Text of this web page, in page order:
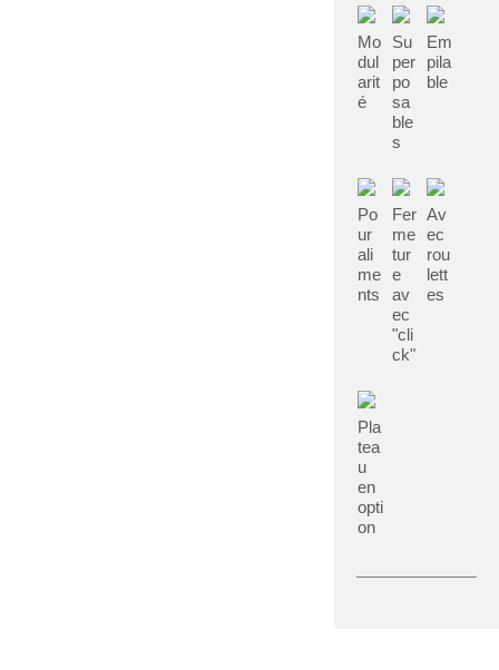
Mo
dul
arit
é
Su
per
po
sa
ble
s
Em
pila
ble
Po
ur
ali
me
nts
Fer
me
tur
e
av
ec
"cli
ck"
Av
ec
rou
lett
es
Pla
tea
u
en
opti
on